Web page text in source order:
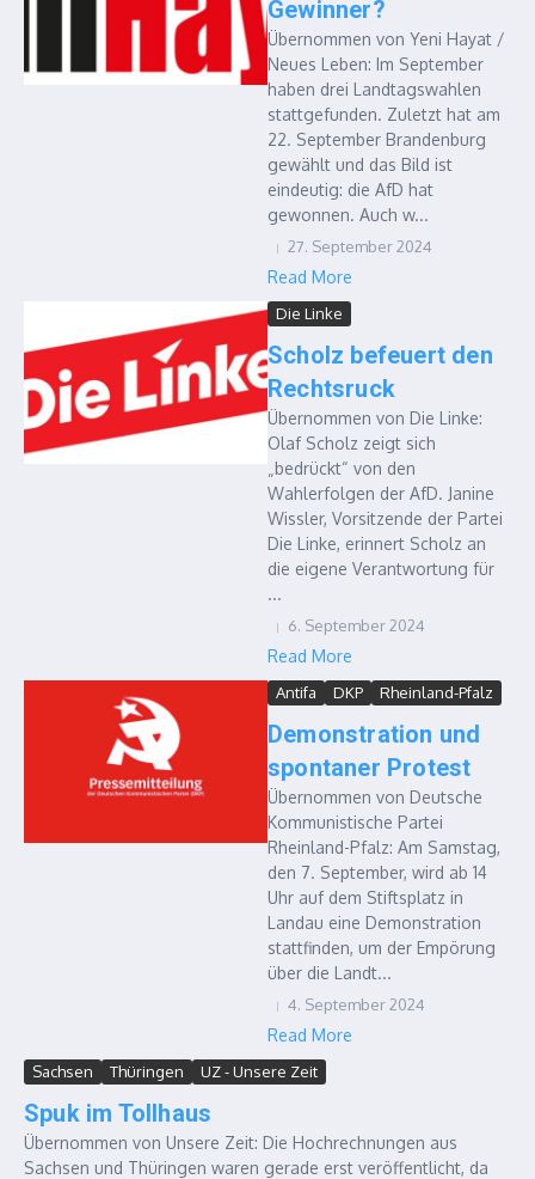
Gewinner?
Übernommen von Yeni Hayat /
Neues Leben: Im September
haben drei Landtagswahlen
stattgefunden. Zuletzt hat am
22. September Brandenburg
gewählt und das Bild ist
eindeutig: die AfD hat
gewonnen. Auch w...
27. September 2024
Read More
Die Linke
Scholz befeuert den
Rechtsruck
Übernommen von Die Linke:
Olaf Scholz zeigt sich
„bedrückt“ von den
Wahlerfolgen der AfD. Janine
Wissler, Vorsitzende der Partei
Die Linke, erinnert Scholz an
die eigene Verantwortung für
...
6. September 2024
Read More
Antifa DKP Rheinland-Pfalz
Demonstration und
spontaner Protest
Übernommen von Deutsche
Kommunistische Partei
Rheinland-Pfalz: Am Samstag,
den 7. September, wird ab 14
Uhr auf dem Stiftsplatz in
Landau eine Demonstration
stattfinden, um der Empörung
über die Landt...
4. September 2024
Read More
Sachsen Thüringen UZ - Unsere Zeit
Spuk im Tollhaus
Übernommen von Unsere Zeit: Die Hochrechnungen aus
Sachsen und Thüringen waren gerade erst veröffentlicht, da